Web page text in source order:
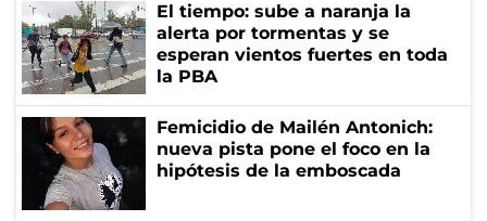
El tiempo: sube a naranja la
alerta por tormentas y se
esperan vientos fuertes en toda
la PBA
Femicidio de Mailén Antonich:
nueva pista pone el foco en la
hipótesis de la emboscada